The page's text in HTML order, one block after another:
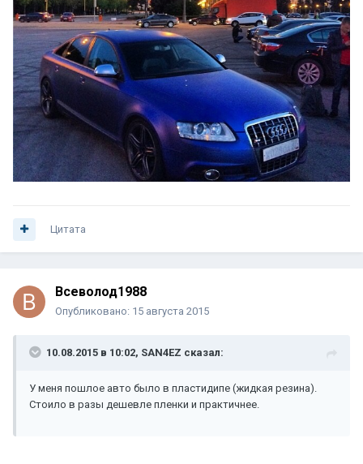
Цитата
Всеволод1988
Опубликовано: 15 августа 2015
10.08.2015 в 10:02, SAN4EZ сказал:
У меня пошлое авто было в пластидипе (жидкая резина).
Стоило в разы дешевле пленки и практичнее.